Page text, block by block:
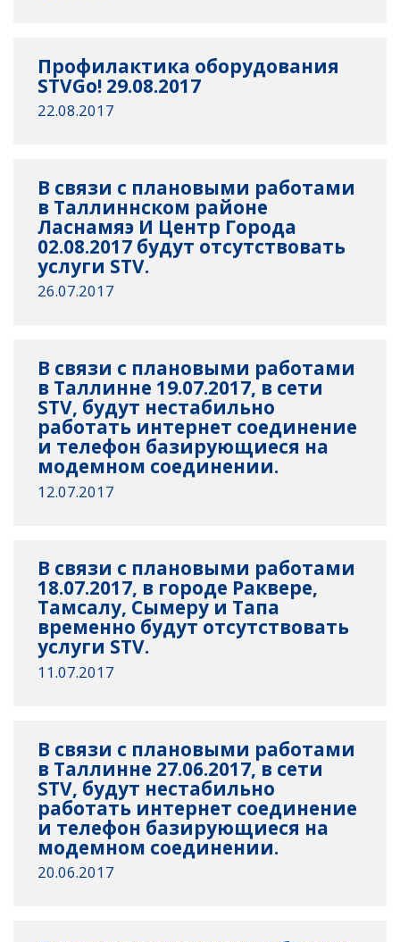
Профилактика оборудования
STVGo! 29.08.2017
22.08.2017
В связи с плановыми работами
в Таллиннском районе
Ласнамяэ И Центр Города
02.08.2017 будут отсутствовать
услуги STV.
26.07.2017
В связи с плановыми работами
в Таллинне 19.07.2017, в сети
STV, будут нестабильно
работать интернет соединение
и телефон базирующиеся на
модемном соединении.
12.07.2017
В связи с плановыми работами
18.07.2017, в городе Раквере,
Тамсалу, Сымеру и Тапа
временно будут отсутствовать
услуги STV.
11.07.2017
В связи с плановыми работами
в Таллинне 27.06.2017, в сети
STV, будут нестабильно
работать интернет соединение
и телефон базирующиеся на
модемном соединении.
20.06.2017